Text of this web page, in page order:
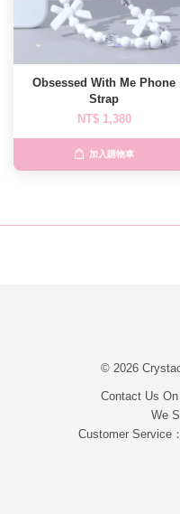
Obsessed With Me Phone
Strap
NT$ 1,380
加入購物車
© 2026
Contact Us
We
Customer Service